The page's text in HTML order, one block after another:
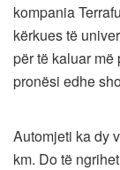
kompania
kërkues të
për të kaluar
pronësi edhe
Automjeti ka dy
km. Do të